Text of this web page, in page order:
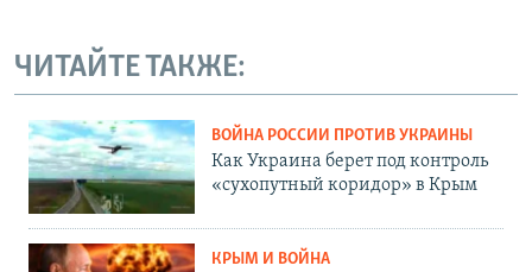
ЧИТАЙТЕ ТАКЖЕ:
ВОЙНА РОССИИ ПРОТИВ УКРАИНЫ
Как Украина берет под контроль
«сухопутный коридор» в Крым
КРЫМ И ВОЙНА